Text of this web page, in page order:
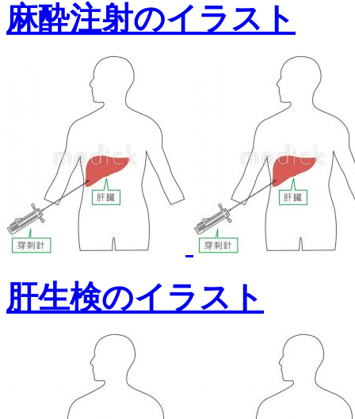
麻酔注射のイラスト
肝生検のイラスト